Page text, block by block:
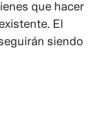
que hacer
El
siendo